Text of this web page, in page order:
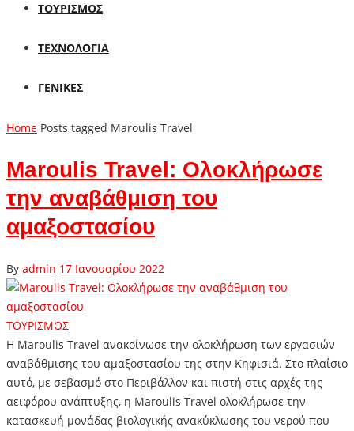
ΤΟΥΡΙΣΜΟΣ
ΤΕΧΝΟΛΟΓΙΑ
ΓΕΝΙΚΕΣ
Home Posts tagged Maroulis Travel
Maroulis Travel: Ολοκλήρωσε
την αναβάθμιση του
αμαξοστασίου
By admin 17 Ιανουαρίου 2022
ΤΟΥΡΙΣΜΟΣ
Η Maroulis Travel ανακοίνωσε την ολοκλήρωση των εργασιών
αναβάθμισης του αμαξοστασίου της στην Κηφισιά. Στο πλαίσιο
αυτό, με σεβασμό στο Περιβάλλον και πιστή στις αρχές της
αειφόρου ανάπτυξης, η Maroulis Travel ολοκλήρωσε την
κατασκευή μονάδας βιολογικής ανακύκλωσης του νερού που